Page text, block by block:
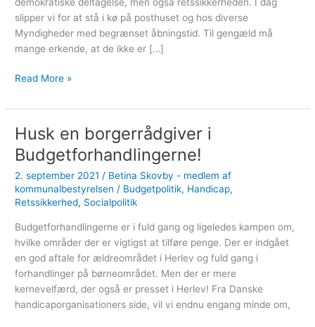
slipper vi for at stå i kø på posthuset og hos diverse
Myndigheder med begrænset åbningstid. Til gengæld må
mange erkende, at de ikke er […]
Hvor
er
du?
Read More »
Husk en borgerrådgiver i
Budgetforhandlingerne!
2. september 2021 / Betina Skovby - medlem af
kommunalbestyrelsen / Budgetpolitik, Handicap,
Retssikkerhed, Socialpolitik
Budgetforhandlingerne er i fuld gang og ligeledes kampen om,
hvilke områder der er vigtigst at tilføre penge. Der er indgået
en god aftale for ældreområdet i Herlev og fuld gang i
forhandlinger på børneområdet. Men der er mere
kernevelfærd, der også er presset i Herlev! Fra Danske
handicaporganisationers side, vil vi endnu engang minde om,